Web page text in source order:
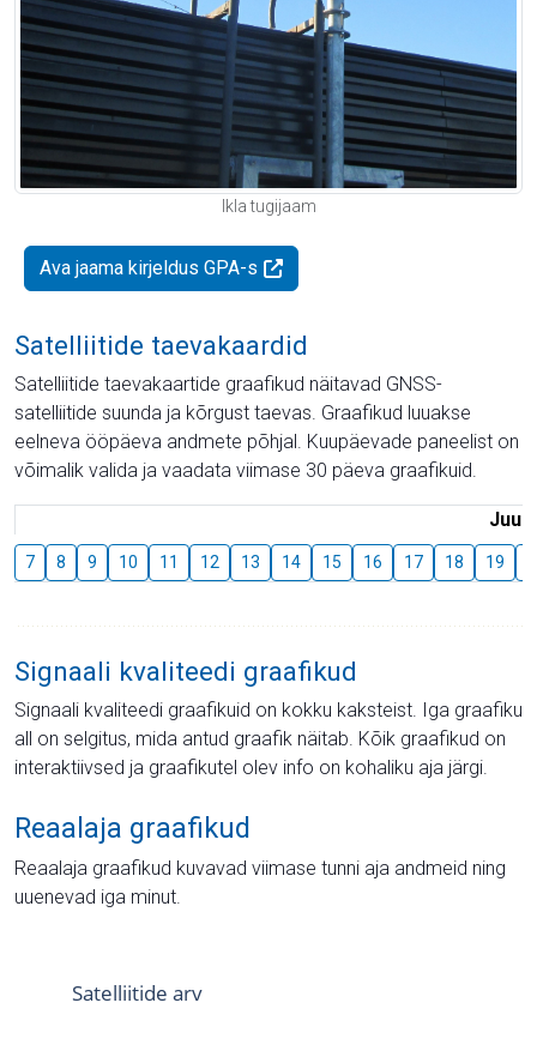
Ikla tugijaam
Ava jaama kirjeldus GPA-s
Satelliitide taevakaardid
Satelliitide taevakaartide graafikud näitavad GNSS-
satelliitide suunda ja kõrgust taevas. Graafikud luuakse
eelneva ööpäeva andmete põhjal. Kuupäevade paneelist on
võimalik valida ja vaadata viimase 30 päeva graafikuid.
Juuli
7 8 9 10 11 12 13 14 15 16 17 18 19
Signaali kvaliteedi graafikud
Signaali kvaliteedi graafikuid on kokku kaksteist. Iga graafiku
all on selgitus, mida antud graafik näitab. Kõik graafikud on
interaktiivsed ja graafikutel olev info on kohaliku aja järgi.
Reaalaja graafikud
Reaalaja graafikud kuvavad viimase tunni aja andmeid ning
uuenevad iga minut.